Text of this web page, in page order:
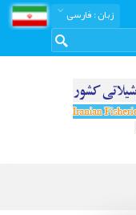
زبان: فارسی